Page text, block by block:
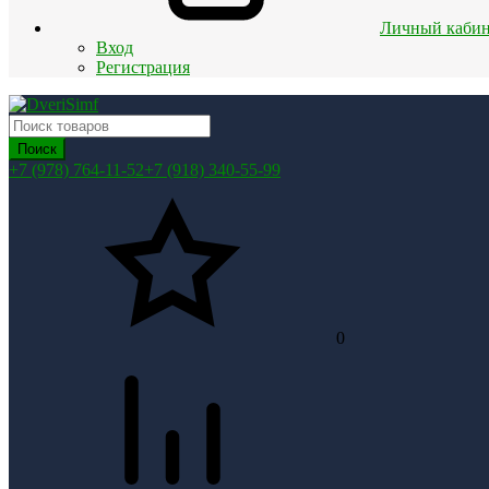
Личный
Вход
Регистрация
Поиск
+7 (978) 764-11-52+7 (918) 340-55-99
0